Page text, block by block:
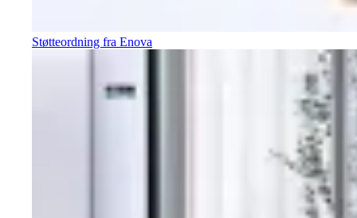
Støtteordning fra Enova